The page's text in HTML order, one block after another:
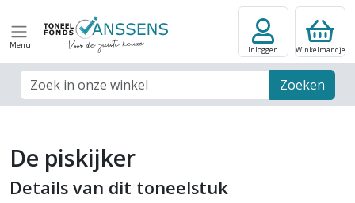
Menu
Zoek veld Zoeken
Inloggen Winkelmandje
De piskijker
Details van dit toneelstuk